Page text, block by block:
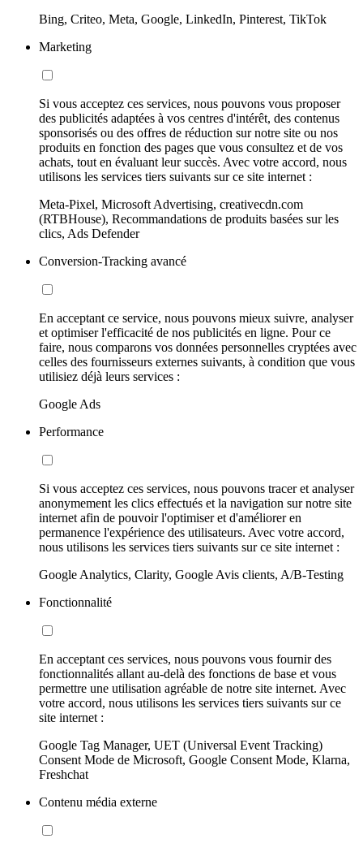
Bing, Criteo, Meta, Google, LinkedIn, Pinterest, TikTok
Marketing
Si vous acceptez ces services, nous pouvons vous proposer
des publicités adaptées à vos centres d'intérêt, des contenus
sponsorisés ou des offres de réduction sur notre site ou nos
produits en fonction des pages que vous consultez et de vos
achats, tout en évaluant leur succès. Avec votre accord, nous
utilisons les services tiers suivants sur ce site internet :
Meta-Pixel, Microsoft Advertising, creativecdn.com
(RTBHouse), Recommandations de produits basées sur les
clics, Ads Defender
Conversion-Tracking avancé
En acceptant ce service, nous pouvons mieux suivre, analyser
et optimiser l'efficacité de nos publicités en ligne. Pour ce
faire, nous comparons vos données personnelles cryptées avec
celles des fournisseurs externes suivants, à condition que vous
utilisiez déjà leurs services :
Google Ads
Performance
Si vous acceptez ces services, nous pouvons tracer et analyser
anonymement les clics effectués et la navigation sur notre site
internet afin de pouvoir l'optimiser et d'améliorer en
permanence l'expérience des utilisateurs. Avec votre accord,
nous utilisons les services tiers suivants sur ce site internet :
Google Analytics, Clarity, Google Avis clients, A/B-Testing
Fonctionnalité
En acceptant ces services, nous pouvons vous fournir des
fonctionnalités allant au-delà des fonctions de base et vous
permettre une utilisation agréable de notre site internet. Avec
votre accord, nous utilisons les services tiers suivants sur ce
site internet :
Google Tag Manager, UET (Universal Event Tracking)
Consent Mode de Microsoft, Google Consent Mode, Klarna,
Freshchat
Contenu média externe